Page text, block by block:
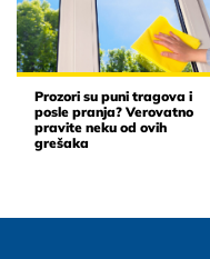
Prozori su puni tragova i
posle pranja? Verovatno
pravite neku od ovih
grešaka